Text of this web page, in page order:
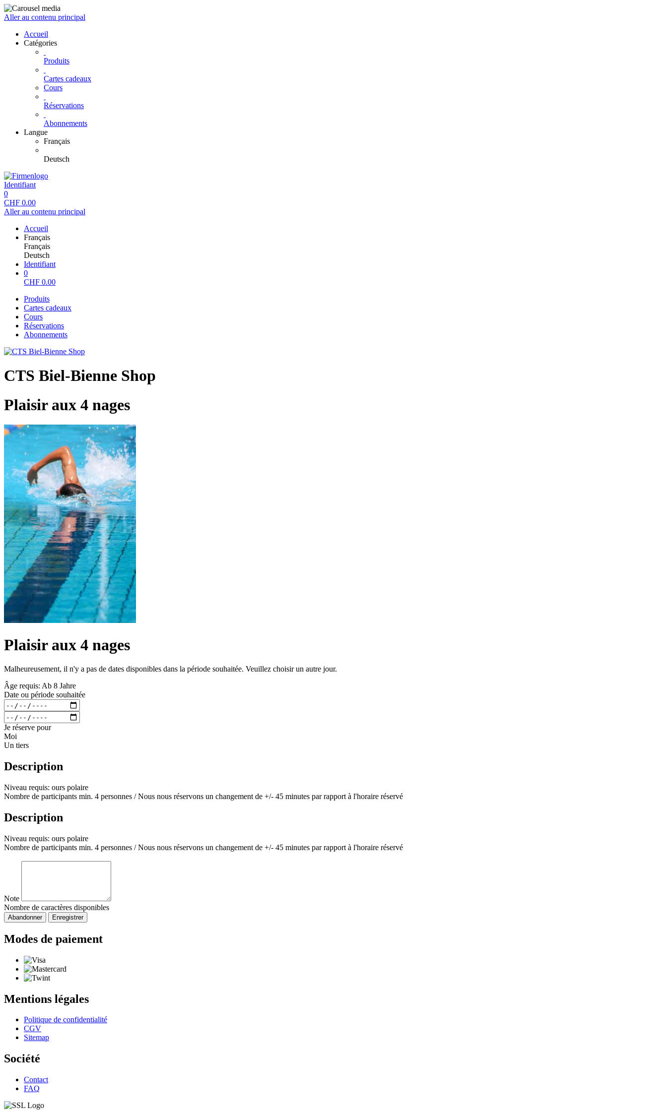
Aller au contenu principal
Accueil
Catégories
Produits
Cartes cadeaux
Cours
Réservations
Abonnements
Langue
Français
Deutsch
Identifiant
0
CHF 0.00
Aller au contenu principal
Accueil
Français
Français
Deutsch
Identifiant
0
CHF 0.00
Produits
Cartes cadeaux
Cours
Réservations
Abonnements
CTS Biel-Bienne Shop
Plaisir aux 4 nages
Plaisir aux 4 nages
Malheureusement, il n'y a pas de dates disponibles dans la période souhaitée. Veuillez choisir un autre jour.
Âge requis: Ab 8 Jahre
Date ou période souhaitée
Je réserve pour
Moi
Un tiers
Description
Niveau requis: ours polaire
Nombre de participants min. 4 personnes / Nous nous réservons un changement de +/- 45 minutes par rapport à l'horaire réservé
Description
Niveau requis: ours polaire
Nombre de participants min. 4 personnes / Nous nous réservons un changement de +/- 45 minutes par rapport à l'horaire réservé
Note
Nombre de caractères disponibles
Abandonner Enregistrer
Modes de paiement
Mentions légales
Politique de confidentialité
CGV
Sitemap
Société
Contact
FAQ